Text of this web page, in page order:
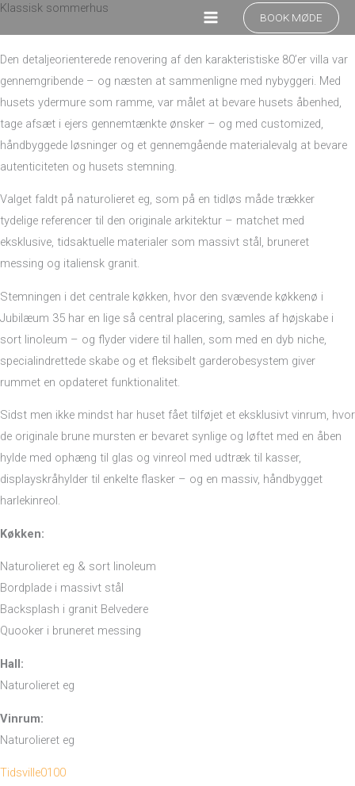
Gå
indholdet
BOOK MØDE
Klassisk sommerhus
Den detaljeorienterede renovering af den karakteristiske 80’er villa var
gennemgribende – og næsten at sammenligne med nybyggeri. Med
husets ydermure som ramme, var målet at bevare husets åbenhed,
tage afsæt i ejers gennemtænkte ønsker – og med customized,
håndbyggede løsninger og et gennemgående materialevalg at bevare
autenticiteten og husets stemning.
Valget faldt på naturolieret eg, som på en tidløs måde trækker
tydelige referencer til den originale arkitektur – matchet med
eksklusive, tidsaktuelle materialer som massivt stål, bruneret
messing og italiensk granit.
Stemningen i det centrale køkken, hvor den svævende køkkenø i
Jubilæum 35 har en lige så central placering, samles af højskabe i
sort linoleum – og flyder videre til hallen, som med en dyb niche,
specialindrettede skabe og et fleksibelt garderobesystem giver
rummet en opdateret funktionalitet.
Sidst men ikke mindst har huset fået tilføjet et eksklusivt vinrum, hvor
de originale brune mursten er bevaret synlige og løftet med en åben
hylde med ophæng til glas og vinreol med udtræk til kasser,
displayskråhylder til enkelte flasker – og en massiv, håndbygget
harlekinreol.
Køkken:
Naturolieret eg & sort linoleum
Bordplade i massivt stål
Backsplash i granit Belvedere
Quooker i bruneret messing
Hall:
Naturolieret eg
Vinrum:
Naturolieret eg
Tidsville0100